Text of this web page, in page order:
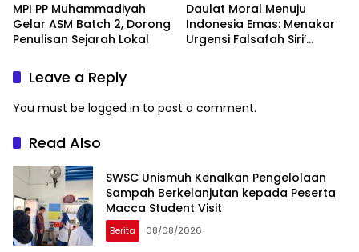
MPI PP Muhammadiyah
Gelar ASM Batch 2, Dorong
Penulisan Sejarah Lokal
Daulat Moral Menuju
Indonesia Emas: Menakar
Urgensi Falsafah Siri’
Leave a Reply
You must be logged in to post a comment.
Read Also
SWSC Unismuh Kenalkan Pengelolaan
Sampah Berkelanjutan kepada Peserta
Macca Student Visit
Berita 08/08/2026